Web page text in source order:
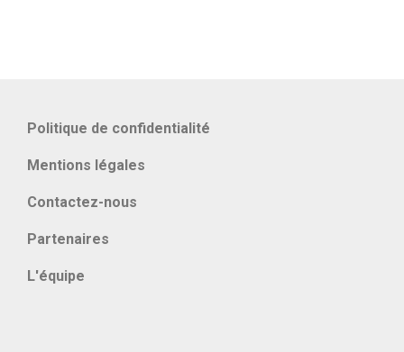
Politique de confidentialité
Mentions légales
Contactez-nous
Partenaires
L'équipe